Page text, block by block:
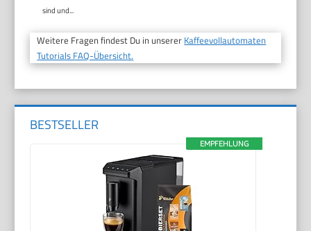
sind und...
Weitere Fragen findest Du in unserer Kaffeevollautomaten
Tutorials FAQ-Übersicht.
BESTSELLER
EMPFEHLUNG